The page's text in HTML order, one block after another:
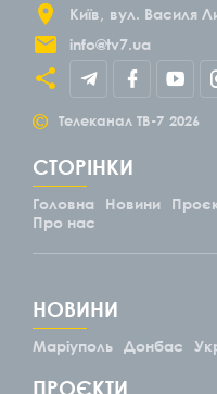
Київ
вул. Василя
info@tv7.ua
© Телеканал ТВ-7 2026
СТОРІНКИ
Головна Новини
Про нас
НОВИНИ
Маріуполь Донбас
ПРОЄКТИ